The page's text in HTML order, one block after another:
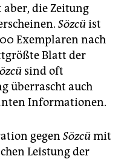
die Zeitung
Sözcüist
Exemplaren nach
Blatt der
sind oft
überrascht auch
Informationen.
gegen Sözcümit
Leistung der